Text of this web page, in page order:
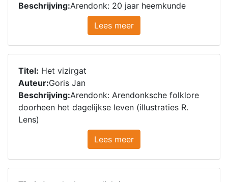
Beschrijving:Arendonk: 20 jaar heemkunde
Lees meer
Titel: Het vizirgat
Auteur:Goris Jan
Beschrijving:Arendonk: Arendonksche folklore
doorheen het dagelijkse leven (illustraties R.
Lens)
Lees meer